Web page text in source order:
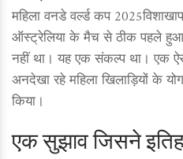
महिला वनडे वर्ल्ड कप 2025
ऑस्ट्रेलिया के मैच से ठीक पहले
नहीं था। यह एक संकल्प था। एक
अनदेखा रहे महिला खिलाड़ियों के
किया।
एक सुझाव जिसने